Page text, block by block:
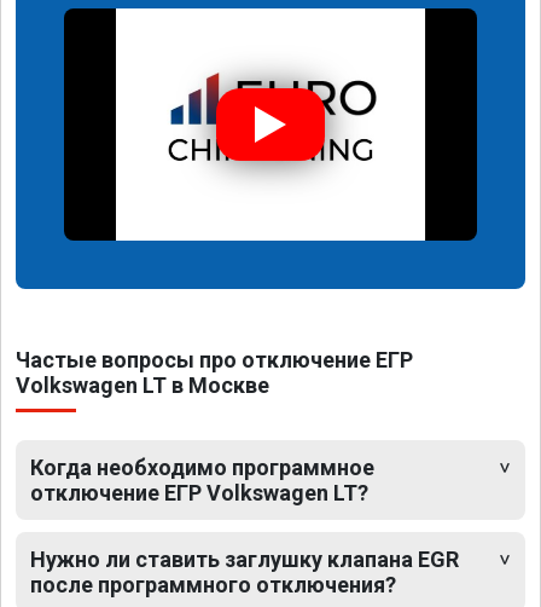
Частые вопросы про отключение ЕГР
Volkswagen LT в Москве
Когда необходимо программное
отключение ЕГР Volkswagen LT?
Нужно ли ставить заглушку клапана EGR
после программного отключения?